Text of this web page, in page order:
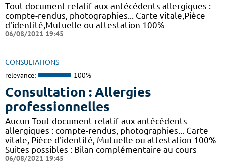
Tout document relatif aux antécédents allergiques :
compte-rendus, photographies... Carte vitale,Pièce
d'identité,Mutuelle ou attestation 100%
06/08/2021 19:45
CONSULTATIONS
relevance: 100%
Consultation : Allergies
professionnelles
Aucun Tout document relatif aux antécédents
allergiques : compte-rendus, photographies... Carte
vitale, Pièce d'identité, Mutuelle ou attestation 100%
Suites possibles : Bilan complémentaire au cours
06/08/2021 19:45